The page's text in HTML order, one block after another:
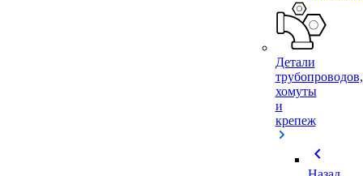
Детали
трубопроводов,
хомуты
и
крепеж
chevron_left